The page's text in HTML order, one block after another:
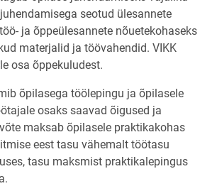
seotud ülesannete
ja õppeülesannete nõuetekohaseks
materjalid ja töövahendid. VIKK
osa õppekuludest.
õpilasega töölepingu ja õpilasele
osaks saavad õigused ja
maksab õpilasele praktikakohas
eest tasu vähemalt töötasu
tasu maksmist praktikalepingus